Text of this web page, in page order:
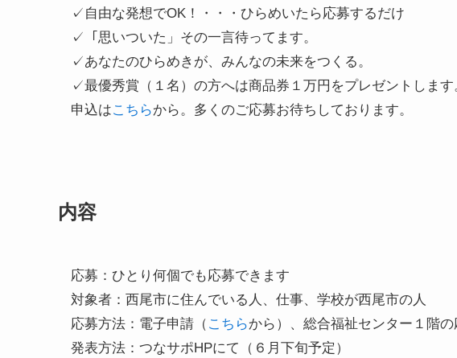
✓自由な発想でOK！・・・ひらめいたら応募するだけ
✓「思いついた」その一言待ってます。
✓あなたのひらめきが、みんなの未来をつくる。
✓最優秀賞（１名）の方へは商品券１万円をプレゼントします
申込はこちらから。多くのご応募お待ちしております。
内容
応募：ひとり何個でも応募できます
対象者：西尾市に住んでいる人、仕事、学校が西尾市の人
応募方法：電子申請（ こちらから）、総合福祉センター１階
発表方法：つなサポHPにて（６月下旬予定）